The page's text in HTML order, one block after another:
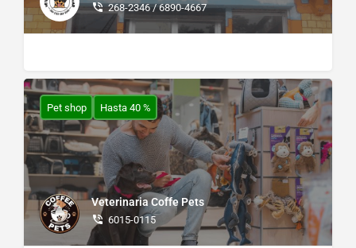
268-2346 / 6890-4667
Veterinaria Coffe Pets
6015-0115
Pet shop Hasta 40 %